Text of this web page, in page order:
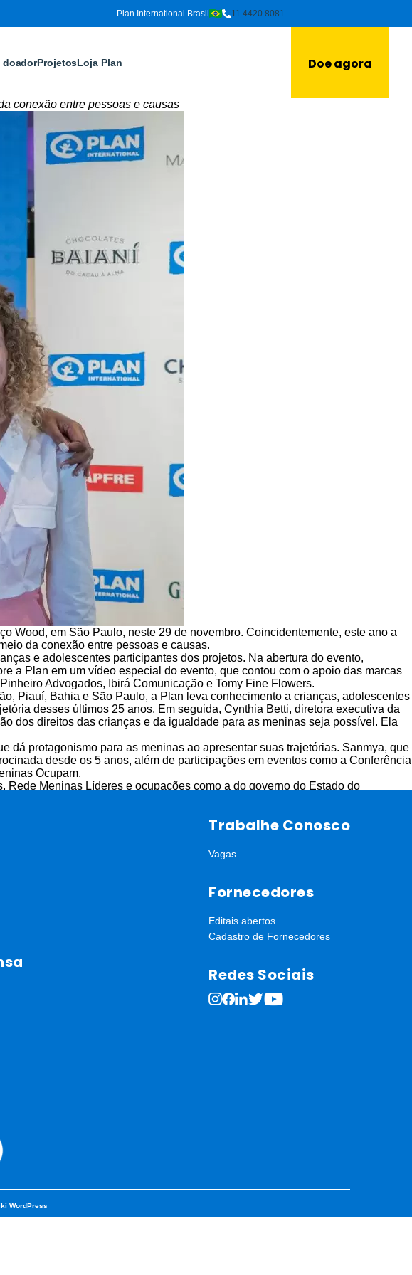
Plan International Brasil 11 4420.8081
doadorProjetosLoja Plan Doe agora
conexão entre pessoas e causas
Wood, em São Paulo, neste 29 de novembro. Coincidentemente, este ano a
da conexão entre pessoas e causas.
e adolescentes participantes dos projetos. Na abertura do evento,
a Plan em um vídeo especial do evento, que contou com o apoio das marcas
Advogados, Ibirá Comunicação e Tomy Fine Flowers.
Piauí, Bahia e São Paulo, a Plan leva conhecimento a crianças, adolescentes
desses últimos 25 anos. Em seguida, Cynthia Betti, diretora executiva da
dos direitos das crianças e da igualdade para as meninas seja possível. Ela
dá protagonismo para as meninas ao apresentar suas trajetórias. Sanmya, que
desde os 5 anos, além de participações em eventos como a Conferência
Ocupam.
Meninas Líderes e ocupações como a do governo do Estado do
do Palmeiras, duas diárias no Nannai Resort e Spa, oferecidas pela
A banda Alana fechou o jantar, que teve menu nordestino, com um show. Ao
no Brasil, além de mimos como uma barra de chocolate da Baianí e um
Trabalhe Conosco
Vagas
Fornecedores
Editais abertos
Cadastro de Fornecedores
Redes Sociais
WordPress